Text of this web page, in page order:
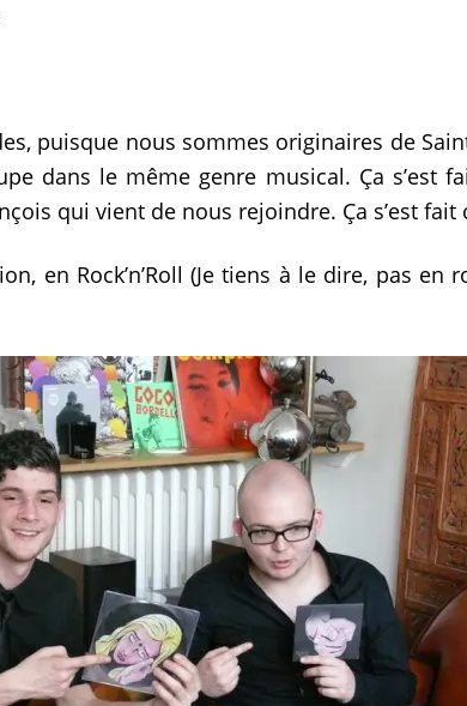
puisque nous sommes originaires de
dans le même genre musical. Ça s’est
qui vient de nous rejoindre. Ça s’est
en Rock’n’Roll (Je tiens à le dire, pas